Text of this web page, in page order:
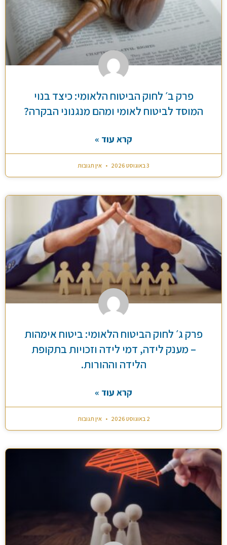
פרק ב׳ לחוק הביטוח הלאומי: כיצד בנוי
המוסד לביטוח לאומי ומהם מנגנוני הבקרה?
קרא עוד »
3 באוגוסט 2026 אין תגובות
פרק ג׳ לחוק הביטוח הלאומי: ביטוח אימהות
– מענק לידה, דמי לידה וזכויות בתקופת
הלידה וההורות.
קרא עוד »
2 באוגוסט 2026 אין תגובות